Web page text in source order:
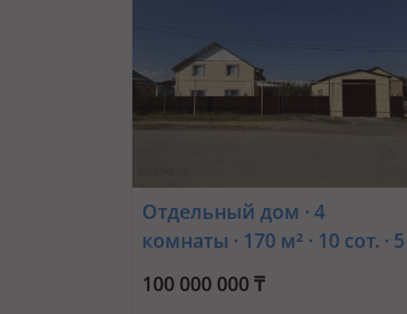
Отдельный дом · 4
комнаты · 170 м² · 10 сот. · 5
костанайская 8 —
Зеленострой
100 000 000 ₸